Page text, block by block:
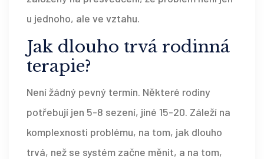
u jednoho, ale ve vztahu.
Jak dlouho trvá rodinná
terapie?
Není žádný pevný termín. Některé rodiny
potřebují jen 5-8 sezení, jiné 15-20. Záleží na
komplexnosti problému, na tom, jak dlouho
trvá, než se systém začne měnit, a na tom,